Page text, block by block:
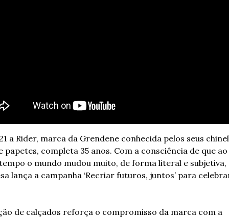
a Rider, marca da Grendene conhecida pelos seus
papetes, completa 35 anos. Com a consciência de que
o mundo mudou muito, de forma literal e subjetiva,
lança a campanha ‘Recriar futuros, juntos’ para
de calçados reforça o compromisso da marca com a